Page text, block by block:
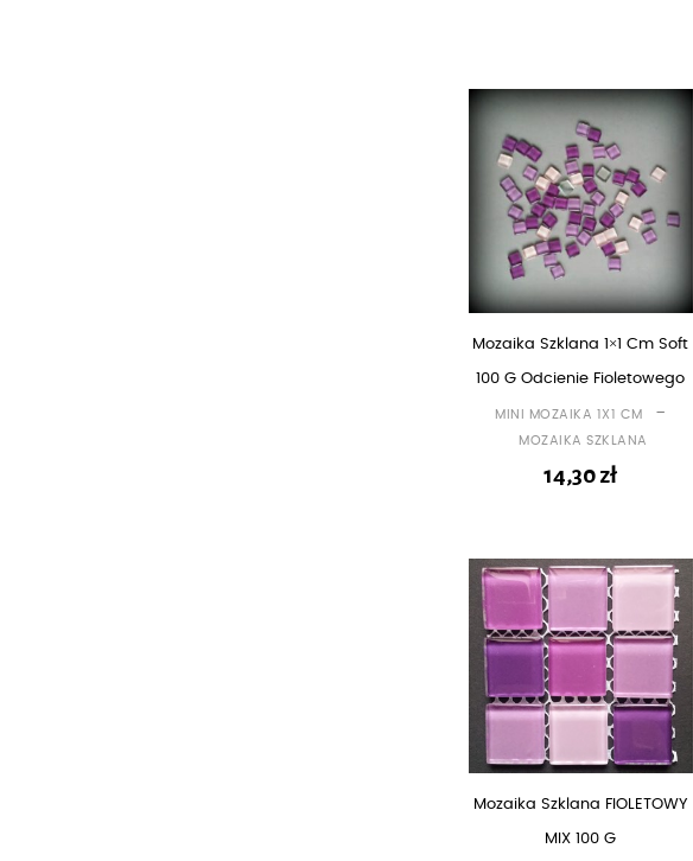
Mozaika Szklana 1×1 Cm Soft
100 G Odcienie Fioletowego
MINI MOZAIKA 1X1 CM -
MOZAIKA SZKLANA
14,30zł
Mozaika Szklana FIOLETOWY
MIX 100 G